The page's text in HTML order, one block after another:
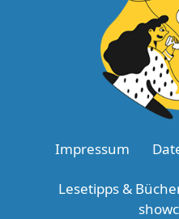
Impressum
Lesetipps &